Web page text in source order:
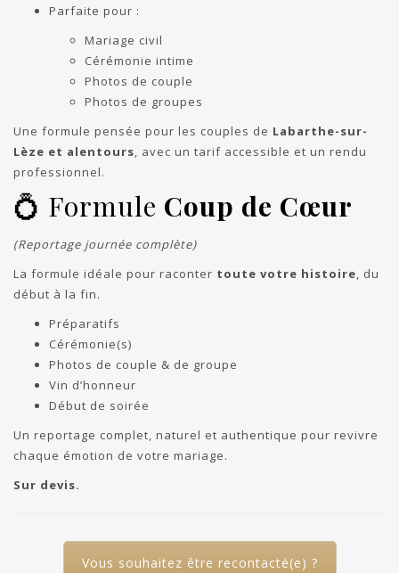
Parfaite pour :
Mariage civil
Cérémonie intime
Photos de couple
Photos de groupes
Une formule pensée pour les couples de Labarthe-sur-
Lèze et alentours, avec un tarif accessible et un rendu
professionnel.
💍 Formule Coup de Cœur
(Reportage journée complète)
La formule idéale pour raconter toute votre histoire, du
début à la fin.
Préparatifs
Cérémonie(s)
Photos de couple & de groupe
Vin d’honneur
Début de soirée
Un reportage complet, naturel et authentique pour revivre
chaque émotion de votre mariage.
Sur devis.
Vous souhaitez être recontacté(e) ?